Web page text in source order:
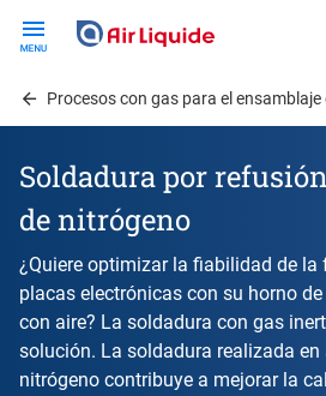
contentProcesos con gas para el
Soldadura por
de nitrógeno
¿Quiere optimizar la fiabilidad de la
placas electrónicas con su horno
con aire? La soldadura con gas
solución. La soldadura realizada en
nitrógeno contribuye a mejorar la